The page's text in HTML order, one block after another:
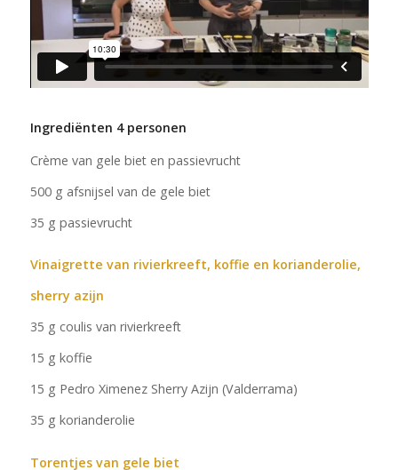
Ingrediënten 4 personen
Crème van gele biet en passievrucht
500 g afsnijsel van de gele biet
35 g passievrucht
Vinaigrette van rivierkreeft, koffie en korianderolie,
sherry azijn
35 g coulis van rivierkreeft
15 g koffie
15 g Pedro Ximenez Sherry Azijn (Valderrama)
35 g korianderolie
Torentjes van gele biet